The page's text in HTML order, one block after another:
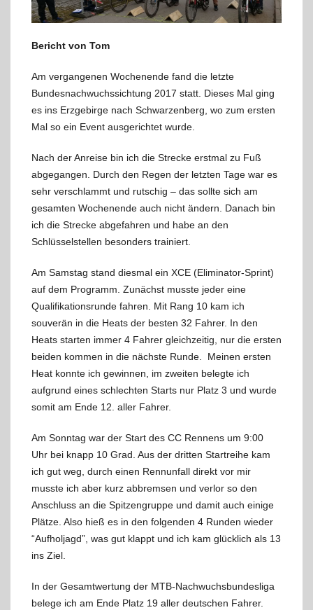
Bericht von Tom
Am vergangenen Wochenende fand die letzte
Bundesnachwuchssichtung 2017 statt. Dieses Mal ging
es ins Erzgebirge nach Schwarzenberg, wo zum ersten
Mal so ein Event ausgerichtet wurde.
Nach der Anreise bin ich die Strecke erstmal zu Fuß
abgegangen. Durch den Regen der letzten Tage war es
sehr verschlammt und rutschig – das sollte sich am
gesamten Wochenende auch nicht ändern. Danach bin
ich die Strecke abgefahren und habe an den
Schlüsselstellen besonders trainiert.
Am Samstag stand diesmal ein XCE (Eliminator-Sprint)
auf dem Programm. Zunächst musste jeder eine
Qualifikationsrunde fahren. Mit Rang 10 kam ich
souverän in die Heats der besten 32 Fahrer. In den
Heats starten immer 4 Fahrer gleichzeitig, nur die ersten
beiden kommen in die nächste Runde. Meinen ersten
Heat konnte ich gewinnen, im zweiten belegte ich
aufgrund eines schlechten Starts nur Platz 3 und wurde
somit am Ende 12. aller Fahrer.
Am Sonntag war der Start des CC Rennens um 9:00
Uhr bei knapp 10 Grad. Aus der dritten Startreihe kam
ich gut weg, durch einen Rennunfall direkt vor mir
musste ich aber kurz abbremsen und verlor so den
Anschluss an die Spitzengruppe und damit auch einige
Plätze. Also hieß es in den folgenden 4 Runden wieder
“Aufholjagd”, was gut klappt und ich kam glücklich als 13
ins Ziel.
In der Gesamtwertung der MTB-Nachwuchsbundesliga
belege ich am Ende Platz 19 aller deutschen Fahrer.